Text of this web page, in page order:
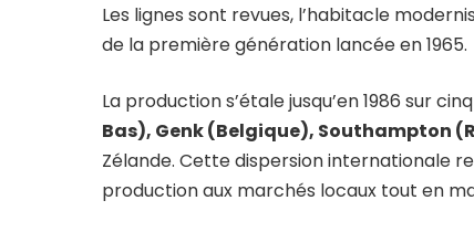
Les lignes sont revues, l’habitacle
de la première génération lancée en 1965.
La production s’étale jusqu’en 1986 sur
Bas), Genk (Belgique), Southampton
Zélande. Cette dispersion internationale
production aux marchés locaux tout en